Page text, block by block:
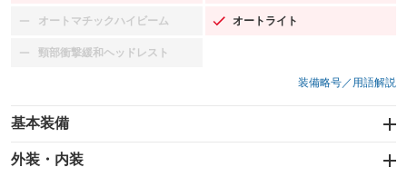
オートマチックハイビーム
：装備なし オートライト
：装備あり
頸部衝撃緩和ヘッドレスト
：装備なし
装備略号／用語解説
基本装備
エアバッグ：運転席/助手席/サイド
：装備あり
外装・内装